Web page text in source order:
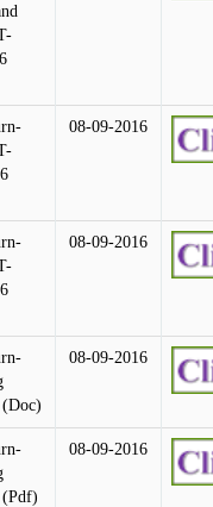
08-09-2016
08-09-2016
(Doc)
08-09-2016
(Pdf)
08-09-2016